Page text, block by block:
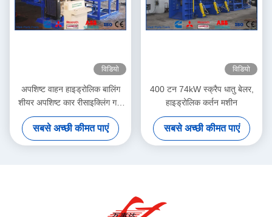
विडियो
अपशिष्ट वाहन हाइड्रोलिक बालिंग
शीयर अपशिष्ट कार रीसाइक्लिंग गज
के लिए मोटर ड्राइव
सबसे अच्छी कीमत पाएं
विडियो
400 टन 74kW स्क्रैप धातु बेलर,
हाइड्रोलिक कर्तन मशीन
सबसे अच्छी कीमत पाएं